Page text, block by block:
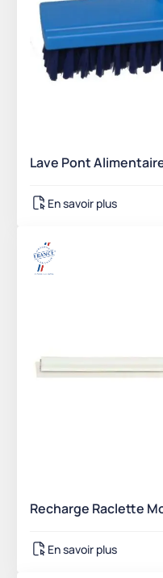
Lave Pont
En savoir plus
Recharge Raclette
En savoir plus